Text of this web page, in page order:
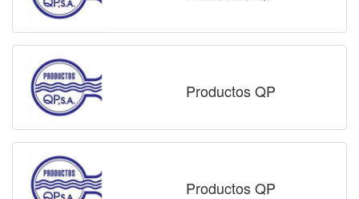
Productos QP
Productos QP